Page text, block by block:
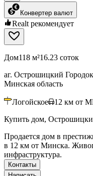
Конвертер валют
Realt рекомендует
Дом118 м²16.23 соток
аг. Острошицкий
Минская область
Логойское 12 км от
Купить дом,
Продается дом в
в 12 км от Минска.
инфраструктура.
Контакты